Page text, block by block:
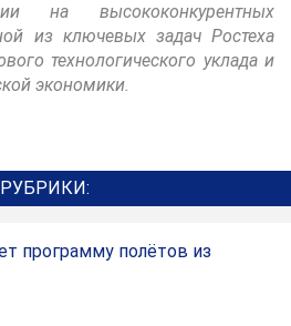
на высококонкурентных
из ключевых задач Ростеха
технологического уклада и
экономики.
программу полётов из